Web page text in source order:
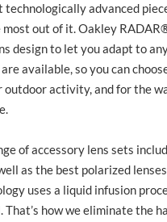
technologically advanced
most out of it. Oakley RADAR
design to let you adapt to
available, so you can
outdoor activity, and for the
of accessory lens sets
as the best polarized
uses a liquid infusion
That’s how we eliminate the